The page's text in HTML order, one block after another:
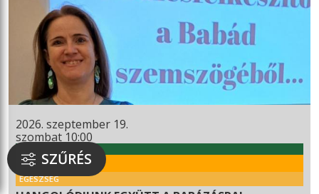
2026. szeptember 19.
szombat 10:00
WEKERLEI KULTÚRHÁZ
RENDEZVÉNY
EGÉSZSÉG
SZŰRÉS